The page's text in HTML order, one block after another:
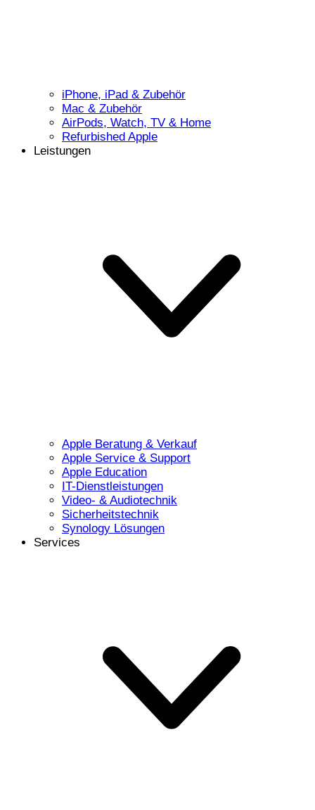
iPhone, iPad & Zubehör
Mac & Zubehör
AirPods, Watch, TV & Home
Refurbished Apple
Leistungen
Apple Beratung & Verkauf
Apple Service & Support
Apple Education
IT-Dienstleistungen
Video- & Audiotechnik
Sicherheitstechnik
Synology Lösungen
Services